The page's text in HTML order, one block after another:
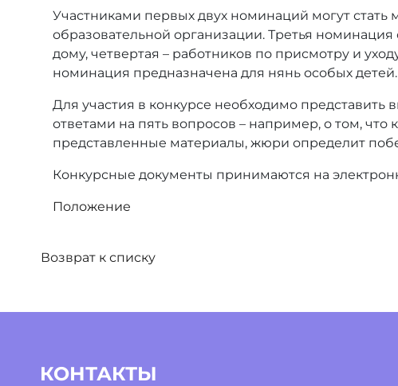
Участниками первых двух номинаций могут
образовательной организации. Третья
дому, четвертая – работников по присмотру и
номинация предназначена для нянь особых детей.
Для участия в конкурсе необходимо представить
ответами на пять вопросов – например, о том,
представленные материалы, жюри определит
Конкурсные документы принимаются на
Положение
Возврат к списку
КОНТАКТЫ